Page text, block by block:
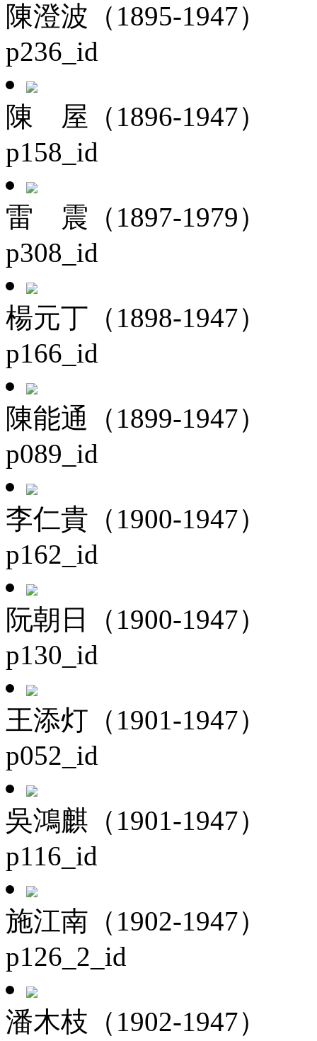
陳澄波（1895-1947）
p236_id
陳 屋（1896-1947）
p158_id
雷 震（1897-1979）
p308_id
楊元丁（1898-1947）
p166_id
陳能通（1899-1947）
p089_id
李仁貴（1900-1947）
p162_id
阮朝日（1900-1947）
p130_id
王添灯（1901-1947）
p052_id
吳鴻麒（1901-1947）
p116_id
施江南（1902-1947）
p126_2_id
潘木枝（1902-1947）